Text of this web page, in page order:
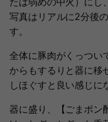
写真はリアルに2分後
す。
全体に豚肉がくっつい
からもするりと器に移
しほぐすと良い感じに
器に盛り、【ごまポン